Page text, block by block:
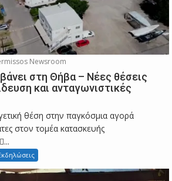
Newsroom
στη Θήβα – Νέες θέσεις
και ανταγωνιστικές
θέση στην παγκόσμια αγορά
στον τομέα κατασκευής